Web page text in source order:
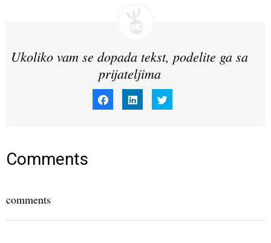
Ukoliko vam se dopada tekst, podelite ga sa
prijateljima
share share share
Comments
comments